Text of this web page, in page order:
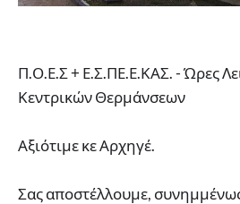
Π.Ο.Ε.Σ + Ε.Σ.ΠΕ.Ε.ΚΑΣ. - Ώρες
Κεντρικών Θερμάνσεων
Αξιότιμε κε Αρχηγέ.
Σας αποστέλλουμε,